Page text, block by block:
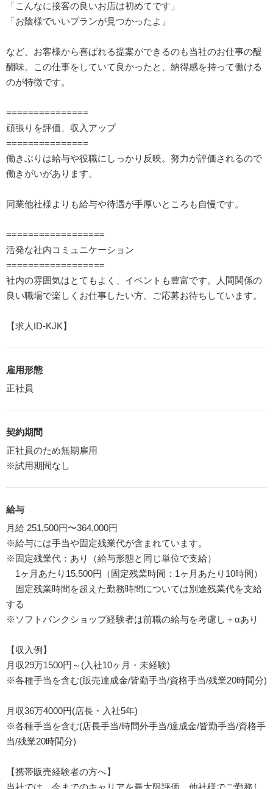
「こんなに接客の良いお店は初めてです」
「お陰様でいいプランが見つかったよ」
など、お客様から喜ばれる提案ができるのも当社のお仕事の醍
醐味。この仕事をしていて良かったと、納得感を持って働ける
のが特徴です。
===============
頑張りを評価、収入アップ
===============
働きぶりは給与や役職にしっかり反映。努力が評価されるので
働きがいがあります。
同業他社様よりも給与や待遇が手厚いところも自慢です。
==================
活発な社内コミュニケーション
==================
社内の雰囲気はとてもよく、イベントも豊富です。人間関係の
良い職場で楽しくお仕事したい方、ご応募お待ちしています。
【求人ID-KJK】
雇用形態
正社員
契約期間
正社員のため無期雇用
※試用期間なし
給与
月給 251,500円〜364,000円
※給与には手当や固定残業代が含まれています。
※固定残業代：あり（給与形態と同じ単位で支給）
1ヶ月あたり15,500円（固定残業時間：1ヶ月あたり10時間）
固定残業時間を超えた勤務時間については別途残業代を支給
する
※ソフトバンクショップ経験者は前職の給与を考慮し＋αあり
【収入例】
月収29万1500円～(入社10ヶ月・未経験)
※各種手当を含む(販売達成金/皆勤手当/資格手当/残業20時間分)
月収36万4000円(店長・入社5年)
※各種手当を含む(店長手当/時間外手当/達成金/皆勤手当/資格手
当/残業20時間分)
【携帯販売経験者の方へ】
当社では、今までのキャリアを最大限評価。他社様でご勤務し